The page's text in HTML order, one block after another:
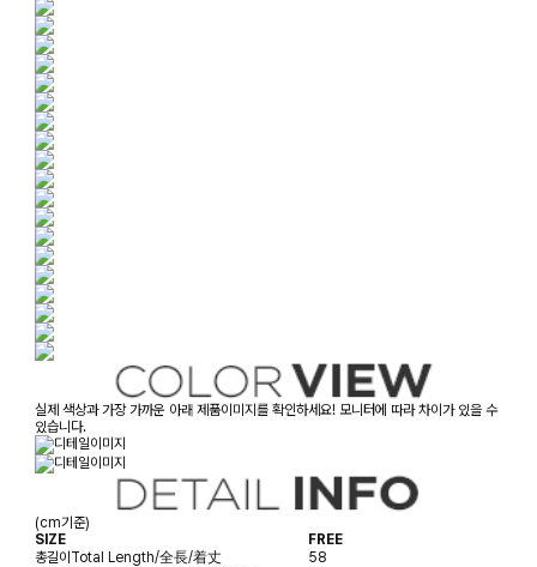
실제 색상과 가장 가까운 아래 제품이미지를 확인하세요! 모니터에 따라 차이가 있을 수
있습니다.
(cm기준)
SIZE
FREE
총길이Total Length/全長/着丈
58